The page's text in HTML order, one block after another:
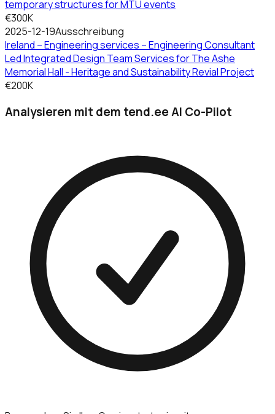
temporary structures for MTU events
€300K
2025-12-19Ausschreibung
Ireland – Engineering services – Engineering Consultant
Led Integrated Design Team Services for The Ashe
Memorial Hall - Heritage and Sustainability Revial Project
€200K
Analysieren mit dem tend.ee AI Co-Pilot